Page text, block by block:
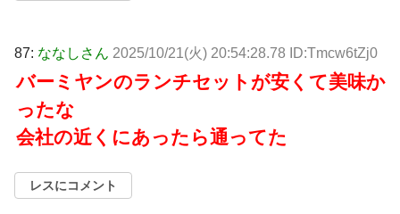
87: ななしさん 2025/10/21(火) 20:54:28.78 ID:Tmcw6tZj0
バーミヤンのランチセットが安くて美味か
ったな
会社の近くにあったら通ってた
レスにコメント